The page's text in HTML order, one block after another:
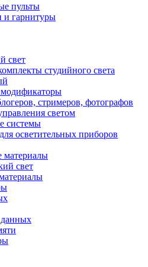
пульты
гарнитуры
свет
студийного света
стримеров, фотографов
светом
системы
осветительных приборов
материалы
свет